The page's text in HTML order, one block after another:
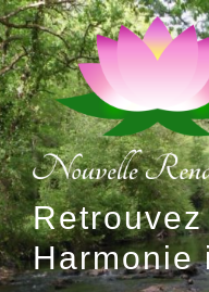
Aller
au
contenu
principal
Harmonie